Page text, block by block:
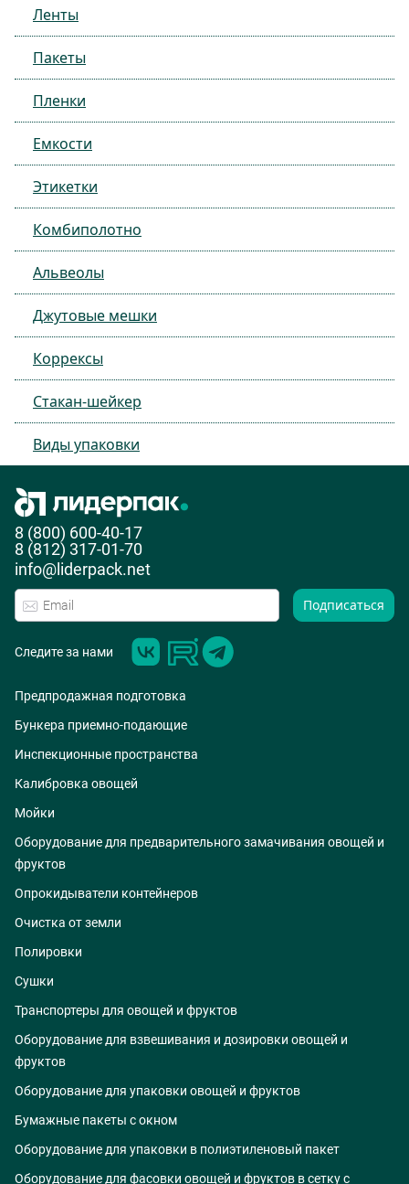
Ленты
Пакеты
Пленки
Емкости
Этикетки
Комбиполотно
Альвеолы
Джутовые мешки
Коррексы
Стакан-шейкер
Виды упаковки
8 (800) 600-40-17
8 (812) 317-01-70
info@liderpack.net
Подписаться
Следите за нами
Предпродажная подготовка
Бункера приемно-подающие
Инспекционные пространства
Калибровка овощей
Мойки
Оборудование для предварительного замачивания овощей и
фруктов
Опрокидыватели контейнеров
Очистка от земли
Полировки
Сушки
Транспортеры для овощей и фруктов
Оборудование для взвешивания и дозировки овощей и
фруктов
Оборудование для упаковки овощей и фруктов
Бумажные пакеты с окном
Оборудование для упаковки в полиэтиленовый пакет
Оборудование для фасовки овощей и фруктов в сетку с